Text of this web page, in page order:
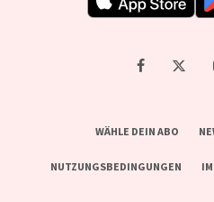
WÄHLE DEIN ABO
NUTZUNGSBEDINGUNGEN